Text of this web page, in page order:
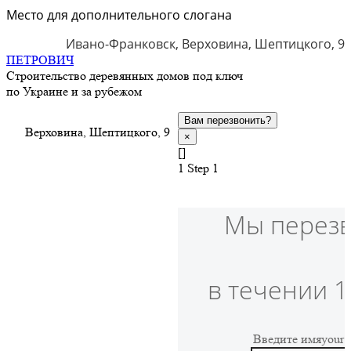
Место для дополнительного слогана
Ивано-Франковск, Верховина, Шептицкого, 9
ПЕТРОВИЧ
Строительство деревянных домов под ключ
по Украине и за рубежом
Верховина, Шептицкого, 9
Вам перезвонить?
×
[]
1 Step 1
Мы
в течении
Введите имяyour